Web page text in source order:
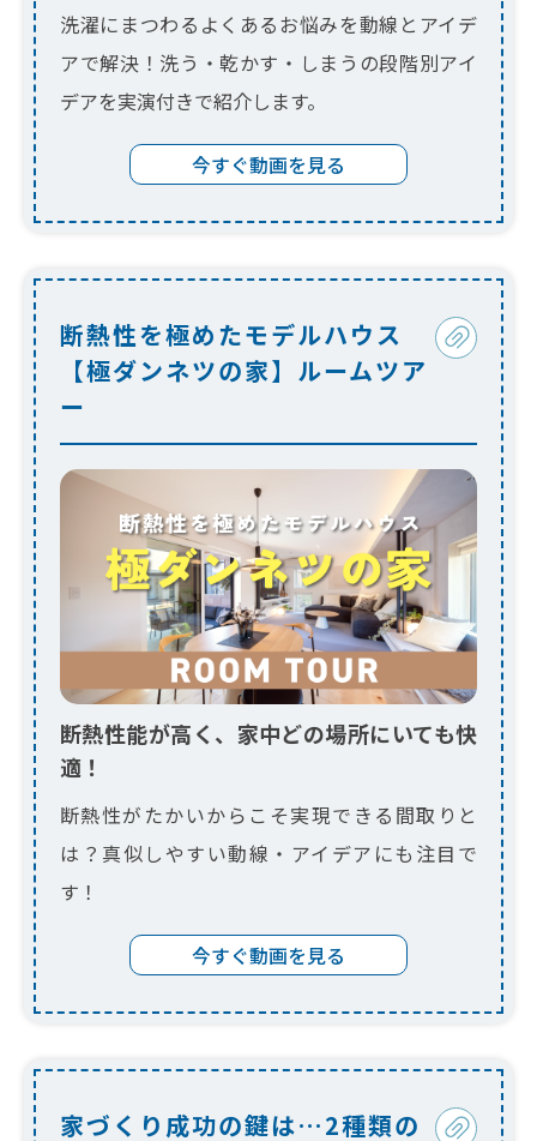
洗濯にまつわるよくあるお悩みを動線とアイデ
アで解決！洗う・乾かす・しまうの段階別アイ
デアを実演付きで紹介します。
今すぐ動画を見る
断熱性を極めたモデルハウス
【極ダンネツの家】ルームツア
ー
断熱性能が高く、家中どの場所にいても快
適！
断熱性がたかいからこそ実現できる間取りと
は？真似しやすい動線・アイデアにも注目で
す！
今すぐ動画を見る
家づくり成功の鍵は…2種類の